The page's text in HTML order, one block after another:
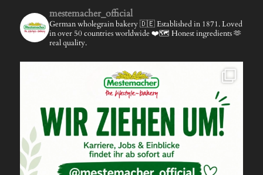
mestemacher_official
German wholegrain bakery 🇩🇪Established in 1871.Loved
in over 50 countries worldwide ❤️🗺️ Honest ingredients 🫶
real quality.